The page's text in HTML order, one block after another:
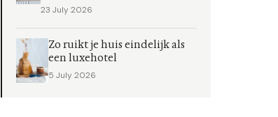
23 July 2026
Zo ruikt je huis eindelijk als
een luxehotel
5 July 2026